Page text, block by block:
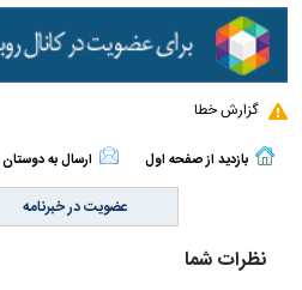
گزارش خطا
بازدید از صفحه اول ارسال به دوستان
عضویت در خبرنامه
نظرات شما